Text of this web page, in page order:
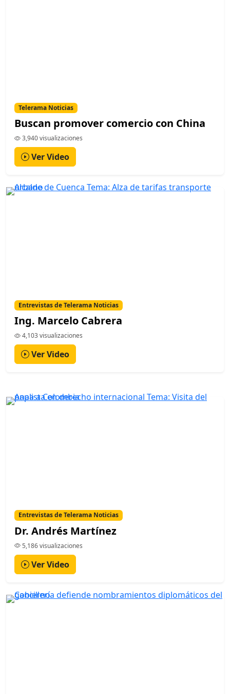
Telerama Noticias
Buscan promover comercio con China
3,940 visualizaciones
Ver Video
Entrevistas de Telerama Noticias
Ing. Marcelo Cabrera
4,103 visualizaciones
Ver Video
Entrevistas de Telerama Noticias
Dr. Andrés Martínez
5,186 visualizaciones
Ver Video